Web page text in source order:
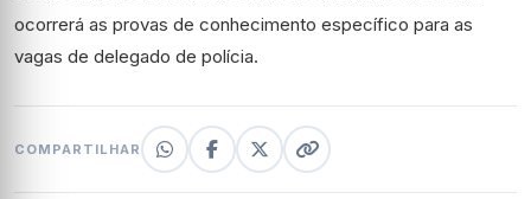
ocorrerá as provas de conhecimento específico para as
vagas de delegado de polícia.
COMPARTILHAR